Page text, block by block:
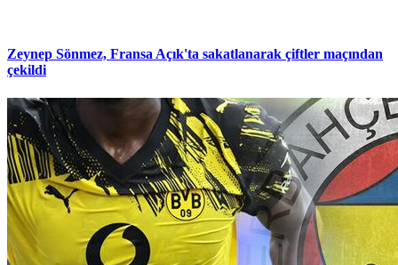
Zeynep Sönmez, Fransa Açık'ta sakatlanarak çiftler maçından
çekildi